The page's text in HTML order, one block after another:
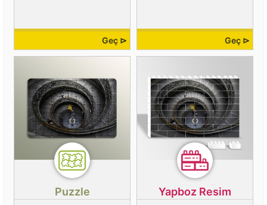
Geç ⊳ Geç ⊳
Puzzle Yapboz Resim